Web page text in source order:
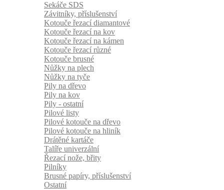
Sekáče SDS
Závitníky, příslušenství
Kotouče řezací diamantové
Kotouče řezací na kov
Kotouče řezací na kámen
Kotouče řezací různé
Kotouče brusné
Nůžky na plech
Nůžky na tyče
Pily na dřevo
Pily na kov
Pily - ostatní
Pilové listy
Pilové kotouče na dřevo
Pilové kotouče na hliník
Drátěné kartáče
Talíře univerzální
Řezací nože, břity
Pilníky
Brusné papíry, příslušenství
Ostatní